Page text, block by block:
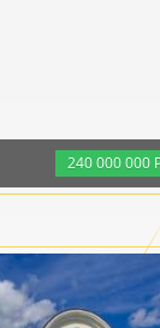
240000000